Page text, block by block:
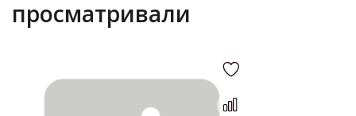
просматривали